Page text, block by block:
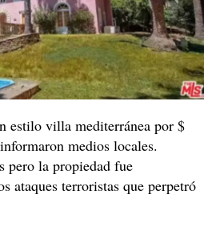
estilo villa mediterránea por $
medios locales.
pero la propiedad fue
ataques terroristas que perpetró